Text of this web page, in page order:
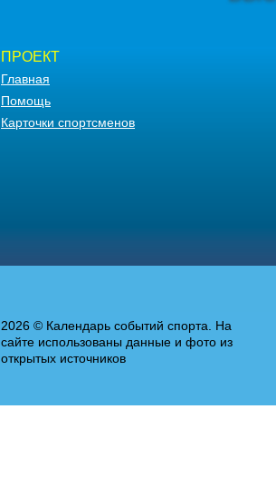
ПРОЕКТ
Главная
Помощь
Карточки спортсменов
2026 © Календарь событий спорта. На
сайте использованы данные и фото из
открытых источников